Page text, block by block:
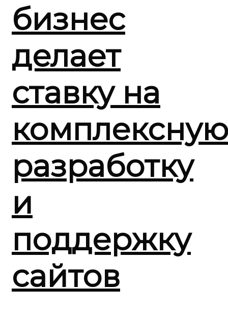
бизнес
делает
ставку на
комплексную
разработку
и
поддержку
сайтов